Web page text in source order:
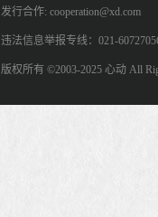
发行合作: cooperation@xd.com
违法信息举报专线：021-
版权所有 ©2003-2025 心动 All